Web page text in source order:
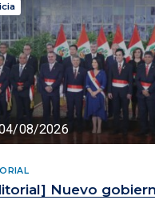
08/2026
Nuevo